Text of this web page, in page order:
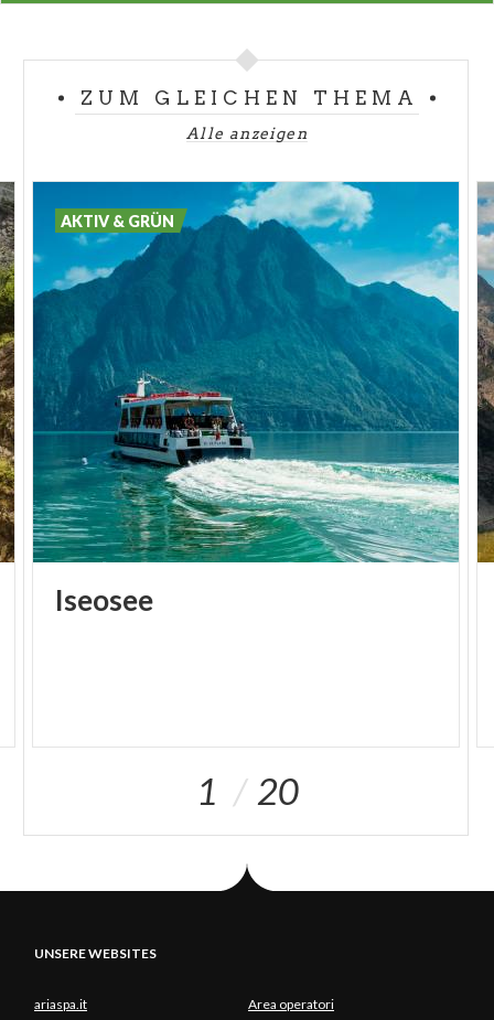
Schaukästen und Informationstafeln, auf denen die
Ortsgruppe Mailand-Süd bietet auch Führungen für
Schülergruppen an.
ZUM GLEICHEN THEMA
Alle anzeigen
Iseosee
AKTIV & GRÜN
1 20
UNSERE WEBSITES
ariaspa.it Area operatori